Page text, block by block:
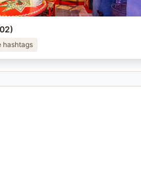
hashtags